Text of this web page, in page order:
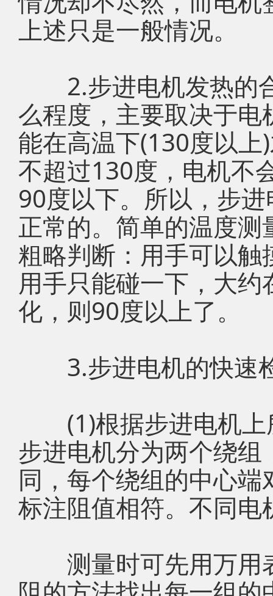
上述只是一般情况。
2.步进电机发热的
么程度，主要取决于
能在高温下(130度以
不超过130度，电机不
90度以下。所以，步
正常的。简单的温度
粗略判断：用手可以
用手只能碰一下，大
化，则90度以上了。
3.步进电机的快速
(1)根据步进电机上
步进电机分为两个绕
同，每个绕组的中心
标注阻值相符。不同
测量时可先用万用